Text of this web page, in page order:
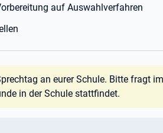
auf Auswahlverfahren
an eurer Schule. Bitte fragt
in der Schule stattfindet.